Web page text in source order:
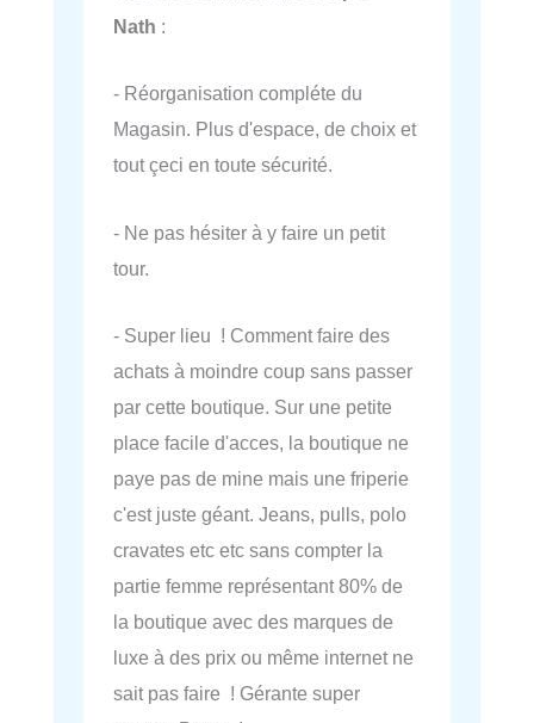
Nath :
- Réorganisation compléte du
Magasin. Plus d'espace, de choix et
tout çeci en toute sécurité.
- Ne pas hésiter à y faire un petit
tour.
- Super lieu ! Comment faire des
achats à moindre coup sans passer
par cette boutique. Sur une petite
place facile d'acces, la boutique ne
paye pas de mine mais une friperie
c'est juste géant. Jeans, pulls, polo
cravates etc etc sans compter la
partie femme représentant 80% de
la boutique avec des marques de
luxe à des prix ou même internet ne
sait pas faire ! Gérante super